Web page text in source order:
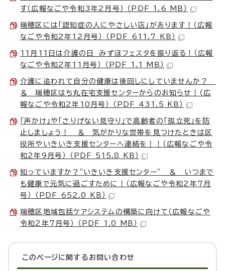
す（広報なごや令和3年2月号） （PDF 1.6 MB）
瑞穂区には「認知症の人にやさしい店」があります！（広報
なごや令和2年12月号） （PDF 611.7 KB）
11月11日は介護の日 みずほフェスタを振り返る！（広報
なごや令和2年11月号） （PDF 1.1 MB）
介護に追われて自分の健康は後回しにしていませんか？
＆ 瑞穂区はち丸在宅支援センターからのお知らせ！（広
報なごや令和2年10月号） （PDF 431.5 KB）
「声かけ」や「さりげない見守り」で高齢者の「孤立死」を防
止しましょう！ ＆ 気がかりな世帯を見つけたときは区
役所やいきいき支援センターへ連絡を！！（広報なごや令
和2年9月号） （PDF 515.8 KB）
知っていますか？"いきいき支援センター” ＆ いつまで
も健康で元気に過ごすために！（広報なごや令和2年7月
号） （PDF 652.0 KB）
瑞穂区地域包括ケアシステムの構築に向けて（広報なごや
令和2年7月号） （PDF 1.0 MB）
このページに関する お問い合わせ